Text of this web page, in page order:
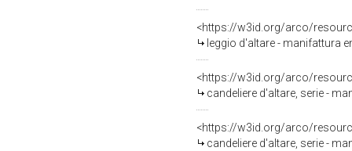
<https://w3id.org/arco/
leggio d'altare - manifattura
<https://w3id.org/arco/
candeliere d'altare, serie -
<https://w3id.org/arco/
candeliere d'altare, serie -